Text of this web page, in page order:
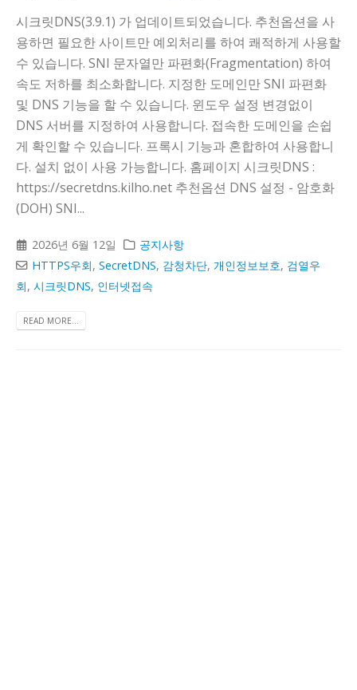
시크릿DNS(3.9.1) 가 업데이트되었습니다. 추천옵션을 사
용하면 필요한 사이트만 예외처리를 하여 쾌적하게 사용할
수 있습니다. SNI 문자열만 파편화(Fragmentation) 하여
속도 저하를 최소화합니다. 지정한 도메인만 SNI 파편화
및 DNS 기능을 할 수 있습니다. 윈도우 설정 변경없이
DNS 서버를 지정하여 사용합니다. 접속한 도메인을 손쉽
게 확인할 수 있습니다. 프록시 기능과 혼합하여 사용합니
다. 설치 없이 사용 가능합니다. 홈페이지 시크릿DNS :
https://secretdns.kilho.net 추천옵션 DNS 설정 - 암호화
(DOH) SNI...
2026년 6월 12일
공지사항
HTTPS우회,SecretDNS, 감청차단,개인정보보호, 검열우
회, 시크릿DNS, 인터넷접속
READ MORE...